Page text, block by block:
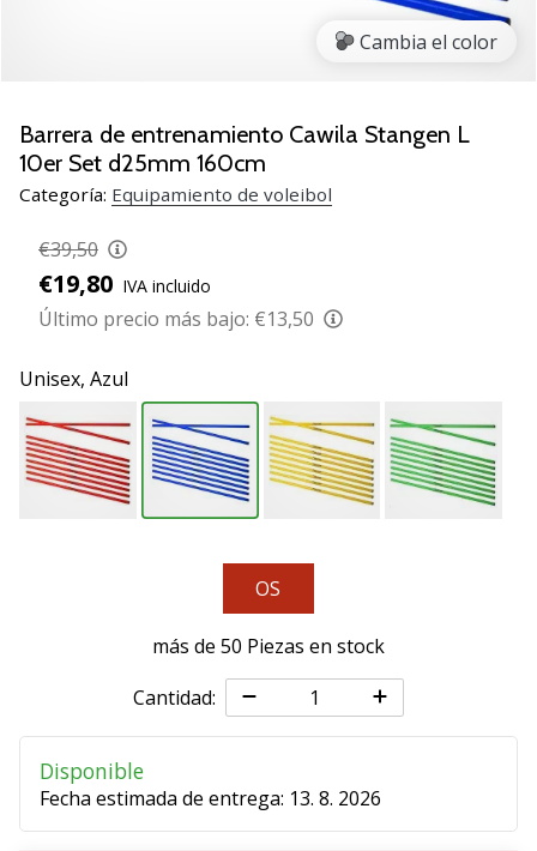
Navidad
para
jugadores
de
¡Nuestros
consejos
te
ayudarán
elegir
el
regalo
perfecto!
Encuentra…
¿Te
Cambia el color
Barrera de entrenamiento Cawila Stangen L
10er Set d25mm 160cm
Categoría: Equipamiento de voleibol
€39,50
€19,80 IVA incluido
Último precio más bajo: €13,50
Unisex, Azul
OS
más de 50 Piezas en stock
Cantidad:
Disponible
Fecha estimada de entrega: 13. 8. 2026